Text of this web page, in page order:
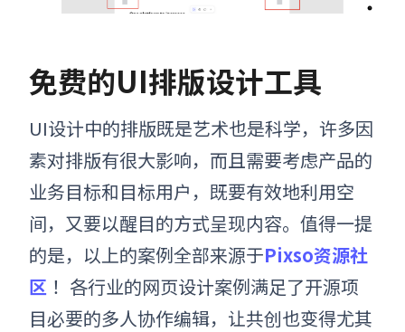
免费的UI排版设计工具
UI设计中的排版既是艺术也是科学，许多因
素对排版有很大影响，而且需要考虑产品的
业务目标和目标用户，既要有效地利用空
间，又要以醒目的方式呈现内容。值得一提
的是，以上的案例全部来源于Pixso资源社
区 ！ 各行业的网页设计案例满足了开源项
目必要的多人协作编辑，让共创也变得尤其